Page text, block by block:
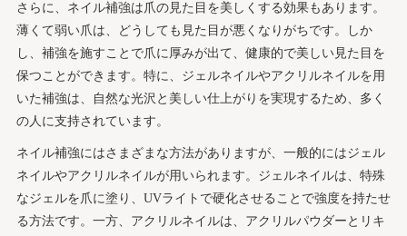
さらに、ネイル補強は爪の見た目を美しくする効果もあります。
薄くて弱い爪は、どうしても見た目が悪くなりがちです。しか
し、補強を施すことで爪に厚みが出て、健康的で美しい見た目を
保つことができます。特に、ジェルネイルやアクリルネイルを用
いた補強は、自然な光沢と美しい仕上がりを実現するため、多く
の人に支持されています。
ネイル補強にはさまざまな方法がありますが、一般的にはジェル
ネイルやアクリルネイルが用いられます。ジェルネイルは、特殊
なジェルを爪に塗り、UVライトで硬化させることで強度を持たせ
る方法です。一方、アクリルネイルは、アクリルパウダーとリキ